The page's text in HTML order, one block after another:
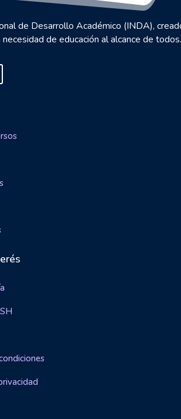
de Desarrollo Académico (INDA),
necesidad de educación al alcance de todos.